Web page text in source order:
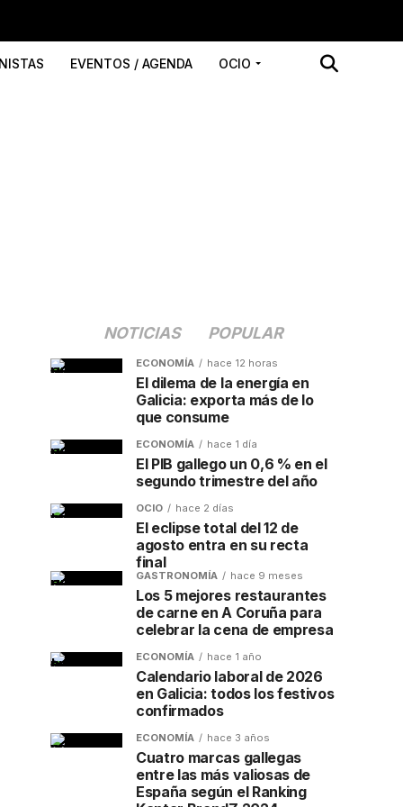
EVENTOS / AGENDA OCIO
NOTICIAS POPULAR
ECONOMÍA hace 12 horas
El dilema de la energía en
Galicia: exporta más de lo
que consume
ECONOMÍA hace 1 día
El PIB gallego un 0,6 % en el
segundo trimestre del año
OCIO hace 2 días
El eclipse total del 12 de
agosto entra en su recta
final
GASTRONOMÍA hace 9 meses
Los 5 mejores restaurantes
de carne en A Coruña para
celebrar la cena de empresa
ECONOMÍA hace 1 año
Calendario laboral de 2026
en Galicia: todos los festivos
confirmados
ECONOMÍA hace 3 años
Cuatro marcas gallegas
entre las más valiosas de
España según el Ranking